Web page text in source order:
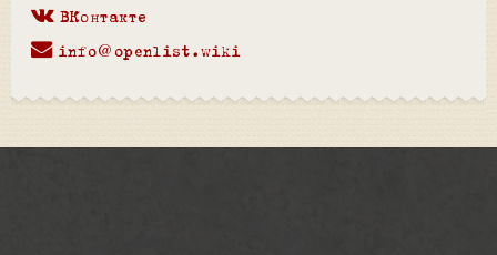
ВКонтакте
info@openlist.wiki